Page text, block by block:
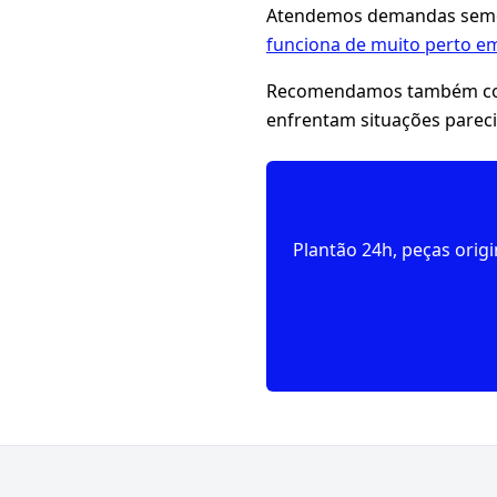
Atendemos demandas
funciona de muito perto
Recomendamos também
enfrentam situações
Plantão 24h, peças